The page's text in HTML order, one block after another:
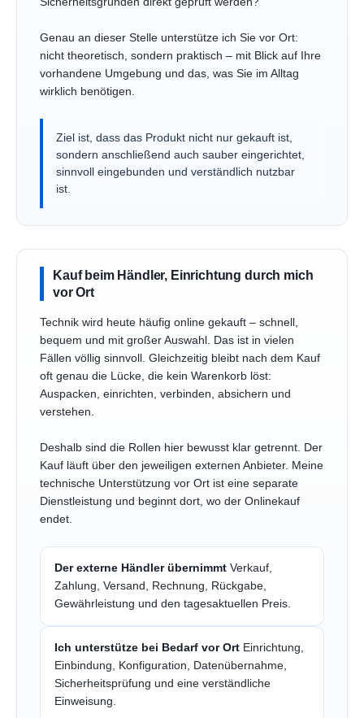
Genau an dieser Stelle unterstütze ich Sie vor Ort:
nicht theoretisch, sondern praktisch – mit Blick auf Ihre
vorhandene Umgebung und das, was Sie im Alltag
wirklich benötigen.
Ziel ist, dass das Produkt nicht nur gekauft ist,
sondern anschließend auch sauber eingerichtet,
sinnvoll eingebunden und verständlich nutzbar
ist.
Kauf beim Händler, Einrichtung durch mich
vor Ort
Technik wird heute häufig online gekauft – schnell,
bequem und mit großer Auswahl. Das ist in vielen
Fällen völlig sinnvoll. Gleichzeitig bleibt nach dem Kauf
oft genau die Lücke, die kein Warenkorb löst:
Auspacken, einrichten, verbinden, absichern und
verstehen.
Deshalb sind die Rollen hier bewusst klar getrennt. Der
Kauf läuft über den jeweiligen externen Anbieter. Meine
technische Unterstützung vor Ort ist eine separate
Dienstleistung und beginnt dort, wo der Onlinekauf
endet.
Der externe Händler übernimmt Verkauf,
Zahlung, Versand, Rechnung, Rückgabe,
Gewährleistung und den tagesaktuellen Preis.
Ich unterstütze bei Bedarf vor Ort Einrichtung,
Einbindung, Konfiguration, Datenübernahme,
Sicherheitsprüfung und eine verständliche
Einweisung.